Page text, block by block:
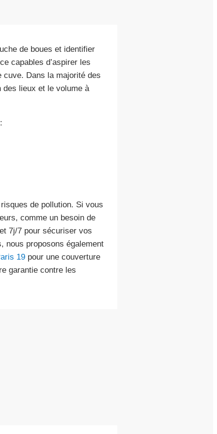
de boues et identifier
capables d’aspirer les
Dans la majorité des
des lieux et le volume à
de pollution. Si vous
comme un besoin de
7j/7 pour sécuriser vos
nous proposons également
19pour une couverture
garantie contre les